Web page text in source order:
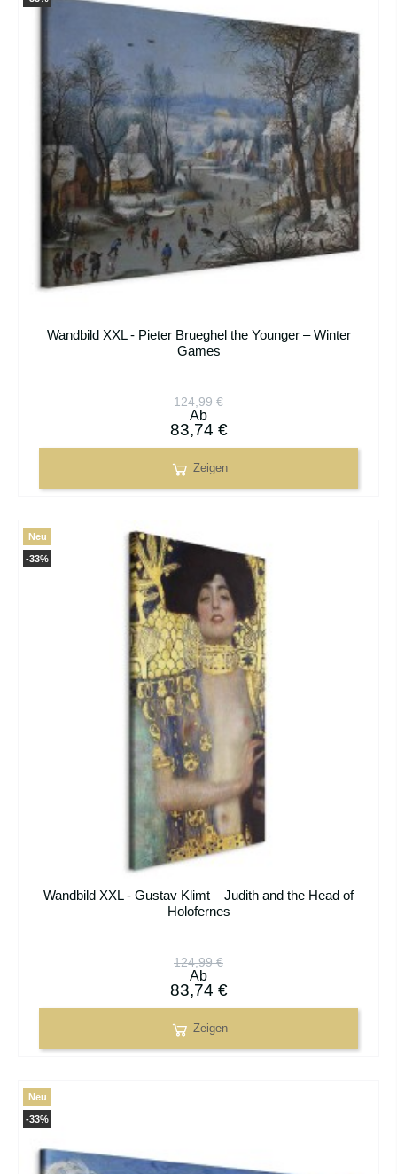
Wandbild XXL - Pieter Brueghel the Younger – Winter
Games
124,99 €
Ab
83,74 €
Zeigen
Wandbild XXL - Gustav Klimt – Judith and the Head of
Holofernes
124,99 €
Ab
83,74 €
Zeigen
-33%
Neu
-33%
Neu